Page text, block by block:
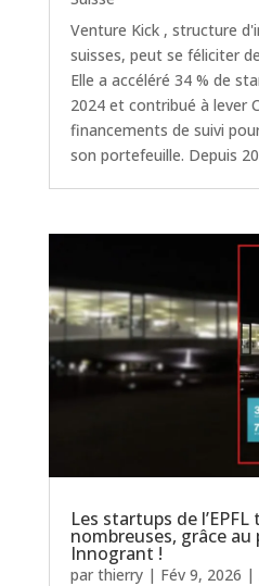
Venture Kick , structure
suisses, peut se féliciter
Elle a accéléré 34 % de
2024 et contribué à lever
financements de suivi
son portefeuille. Depuis
Les startups de
nombreuses, grâce
Innogrant !
par thierry| Fév 9, 2026 |